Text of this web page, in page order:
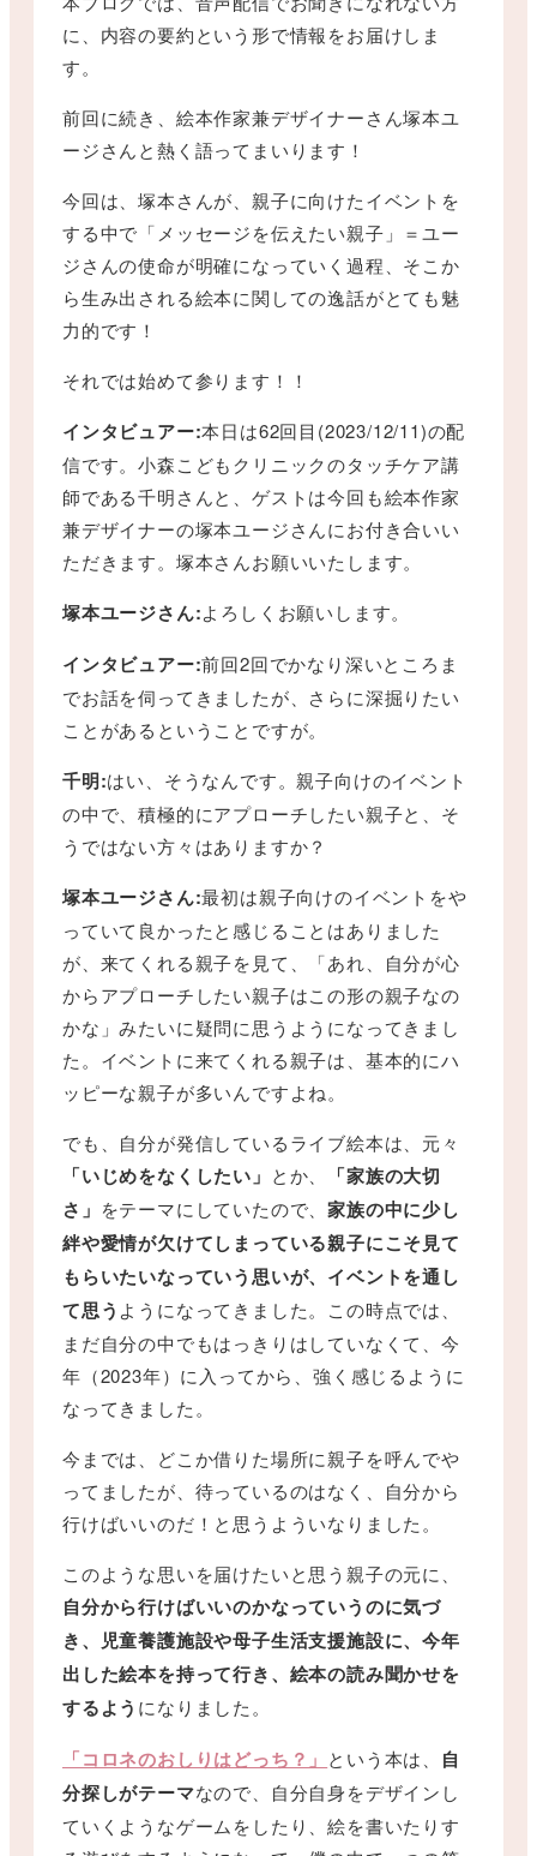
に、内容の要約という形で情報をお届けしま
す。
前回に続き、絵本作家兼デザイナーさん塚本ユ
ージさんと熱く語ってまいります！
今回は、塚本さんが、親子に向けたイベントを
する中で「メッセージを伝えたい親子」＝ユー
ジさんの使命が明確になっていく過程、そこか
ら生み出される絵本に関しての逸話がとても魅
力的です！
それでは始めて参ります！！
インタビュアー:本日は62回目(2023/12/11)の配
信です。小森こどもクリニックのタッチケア講
師である千明さんと、ゲストは今回も絵本作家
兼デザイナーの塚本ユージさんにお付き合いい
ただきます。塚本さんお願いいたします。
塚本ユージさん:よろしくお願いします。
インタビュアー:前回2回でかなり深いところま
でお話を伺ってきましたが、さらに深掘りたい
ことがあるということですが。
千明:はい、そうなんです。親子向けのイベント
の中で、積極的にアプローチしたい親子と、そ
うではない方々はありますか？
塚本ユージさん:最初は親子向けのイベントをや
っていて良かったと感じることはありました
が、来てくれる親子を見て、「あれ、自分が心
からアプローチしたい親子はこの形の親子なの
かな」みたいに疑問に思うようになってきまし
た。イベントに来てくれる親子は、基本的にハ
ッピーな親子が多いんですよね。
でも、自分が発信しているライブ絵本は、元々
「いじめをなくしたい」 とか、
「家族の大切
さ」 をテーマにしていたので、家族の中に少し
絆や愛情が欠けてしまっている親子にこそ見て
もらいたいなっていう思いが、イベントを通し
て思う ようになってきました。この時点では、
まだ自分の中でもはっきりはしていなくて、今
年（2023年）に入ってから、強く感じるように
なってきました。
今までは、どこか借りた場所に親子を呼んでや
ってましたが、待っているのはなく、自分から
行けばいいのだ！と思うよういなりました。
このような思いを届けたいと思う親子の元に、
自分から行けばいいのかなっていうのに気づ
き、児童養護施設や母子生活支援施設に、今年
出した絵本を持って行き、絵本の読み聞かせを
するよう になりました。
「コロネのおしりはどっち？」 という本は、 自
分探しがテーマなので、自分自身をデザインし
ていくようなゲームをしたり、絵を書いたりす